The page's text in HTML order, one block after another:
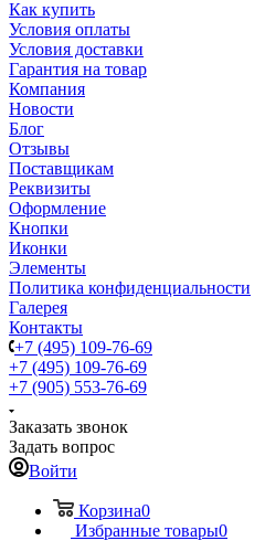
Как купить
Условия оплаты
Условия доставки
Гарантия на товар
Компания
Новости
Блог
Отзывы
Поставщикам
Реквизиты
Оформление
Кнопки
Иконки
Элементы
Политика конфиденциальности
Галерея
Контакты
+7 (495) 109-76-69
+7 (495) 109-76-69
+7 (905) 553-76-69
Заказать звонок
Задать вопрос
Войти
Корзина0
Избранные товары0